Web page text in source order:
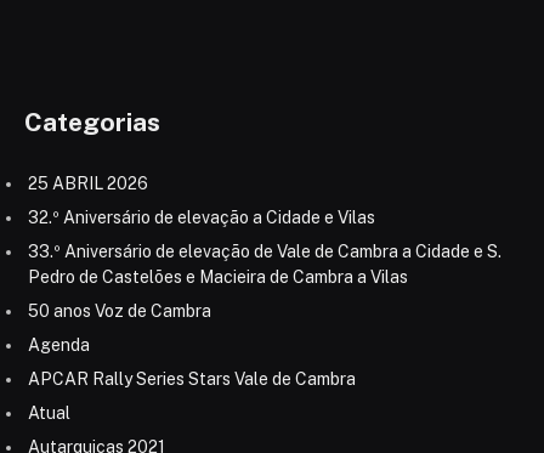
Categorias
25 ABRIL 2026
32.º Aniversário de elevação a Cidade e Vilas
33.º Aniversário de elevação de Vale de Cambra a Cidade e S.
Pedro de Castelões e Macieira de Cambra a Vilas
50 anos Voz de Cambra
Agenda
APCAR Rally Series Stars Vale de Cambra
Atual
Autarquicas 2021